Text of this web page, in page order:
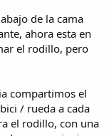
de la cama
ahora esta en
el rodillo, pero
compartimos el
/ rueda a cada
el rodillo, con una